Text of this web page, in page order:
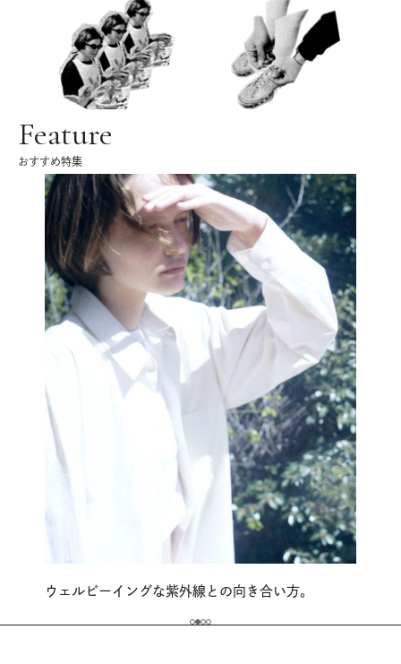
Feature
おすすめ特集
ウェルビーイングな紫外線との向き合い方。